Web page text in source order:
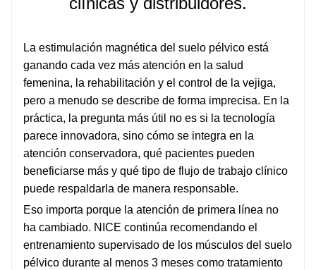
La estimulación magnética del suelo pélvico está
ganando cada vez más atención en la salud
femenina, la rehabilitación y el control de la vejiga,
pero a menudo se describe de forma imprecisa. En la
práctica, la pregunta más útil no es si la tecnología
parece innovadora, sino cómo se integra en la
atención conservadora, qué pacientes pueden
beneficiarse más y qué tipo de flujo de trabajo clínico
puede respaldarla de manera responsable.
Eso importa porque la atención de primera línea no
ha cambiado. NICE continúa recomendando el
entrenamiento supervisado de los músculos del suelo
pélvico durante al menos 3 meses como tratamiento